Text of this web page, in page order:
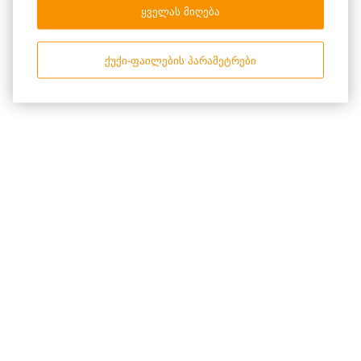
ყველას მიღება
ქუქი-ფაილების პარამეტრები